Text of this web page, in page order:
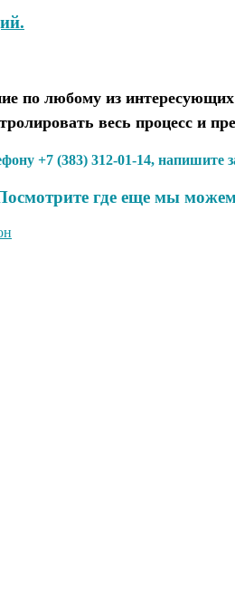
любому из
весь процесс и
+7 (383) 312-01-14,
где еще мы